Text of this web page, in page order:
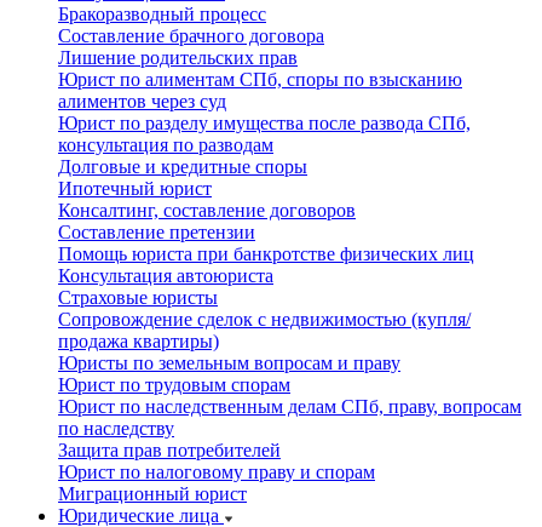
Бракоразводный процесс
Составление брачного договора
Лишение родительских прав
Юрист по алиментам СПб, споры по взысканию
алиментов через суд
Юрист по разделу имущества после развода СПб,
консультация по разводам
Долговые и кредитные споры
Ипотечный юрист
Консалтинг, составление договоров
Составление претензии
Помощь юриста при банкротстве физических лиц
Консультация автоюриста
Страховые юристы
Сопровождение сделок с недвижимостью (купля/
продажа квартиры)
Юристы по земельным вопросам и праву
Юрист по трудовым спорам
Юрист по наследственным делам СПб, праву, вопросам
по наследству
Защита прав потребителей
Юрист по налоговому праву и спорам
Миграционный юрист
Юридические лица